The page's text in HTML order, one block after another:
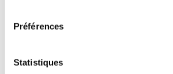
Préférences
Statistiques